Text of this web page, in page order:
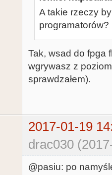
A takie rzeczy
programatorów?
Tak, wsad do fpga
wgrywasz z
sprawdzałem).
2017-01-19
drac030
@pasiu: po